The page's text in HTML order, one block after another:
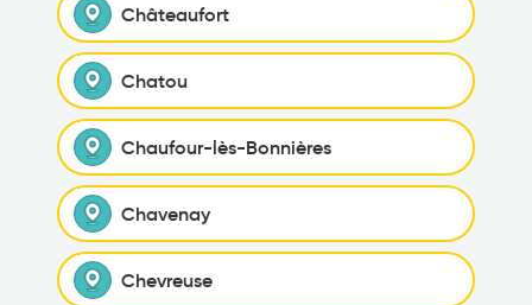
Châteaufort
Chatou
Chaufour-lès-Bonnières
Chavenay
Chevreuse